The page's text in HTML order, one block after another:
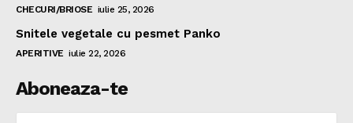
CHECURI/BRIOSE iulie 25, 2026
Snitele vegetale cu pesmet Panko
APERITIVE iulie 22, 2026
Aboneaza-te